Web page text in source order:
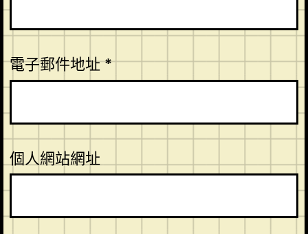
電子郵件地址*
個人網站網址